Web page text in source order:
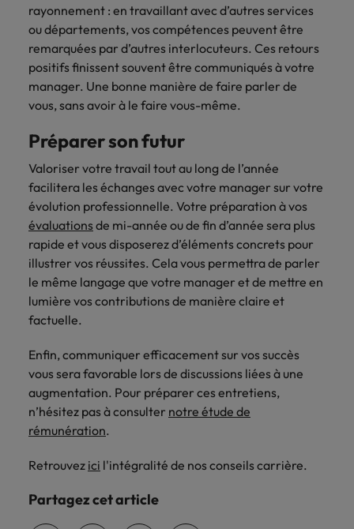
rayonnement : en travaillant avec d’autres services
ou départements, vos compétences peuvent être
remarquées par d’autres interlocuteurs. Ces retours
positifs finissent souvent être communiqués à votre
manager. Une bonne manière de faire parler de
vous, sans avoir à le faire vous-même.
Préparer son futur
Valoriser votre travail tout au long de l’année
facilitera les échanges avec votre manager sur votre
évolution professionnelle. Votre préparation à vos
évaluationsde mi-année ou de fin d’année sera plus
rapide et vous disposerez d’éléments concrets pour
illustrer vos réussites. Cela vous permettra de parler
le même langage que votre manager et de mettre en
lumière vos contributions de manière claire et
factuelle.
Enfin, communiquer efficacement sur vos succès
vous sera favorable lors de discussions liées à une
augmentation. Pour préparer ces entretiens,
n’hésitez pas à consulter notre étude de
rémunération.
Retrouvez ici l'intégralité de nos conseils carrière.
Partagez cet article